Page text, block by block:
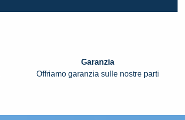
Garanzia
Offriamo garanzia sulle nostre parti